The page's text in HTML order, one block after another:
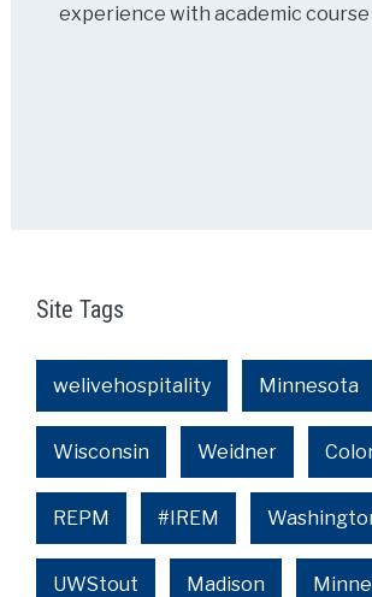
experience with academic
Site Tags
welivehospitality Minnesota
Wisconsin Weidner
REPM #IREM
UWStout Madison